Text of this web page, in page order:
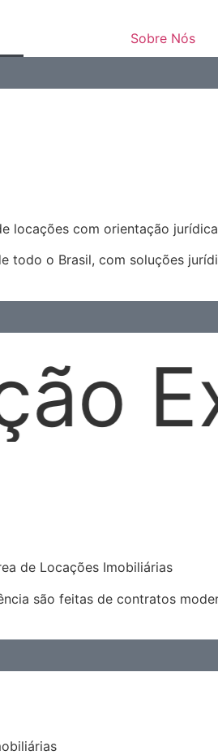
Sobre Nós
locações com orientação
todo o Brasil, com soluções
de Locações Imobiliárias
são feitas de contratos